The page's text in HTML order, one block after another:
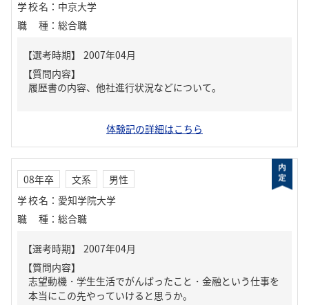
学校名 ： 中京大学
職種 ： 総合職
【質問内容】
履歴書の内容、他社進行状況などについて。
体験記の詳細はこちら
08年卒 文系
男性
学校名 ： 愛知学院大学
職種 ： 総合職
【質問内容】
志望動機・学生生活でがんばったこと・金融という仕事を
本当にこの先やっていけると思うか。